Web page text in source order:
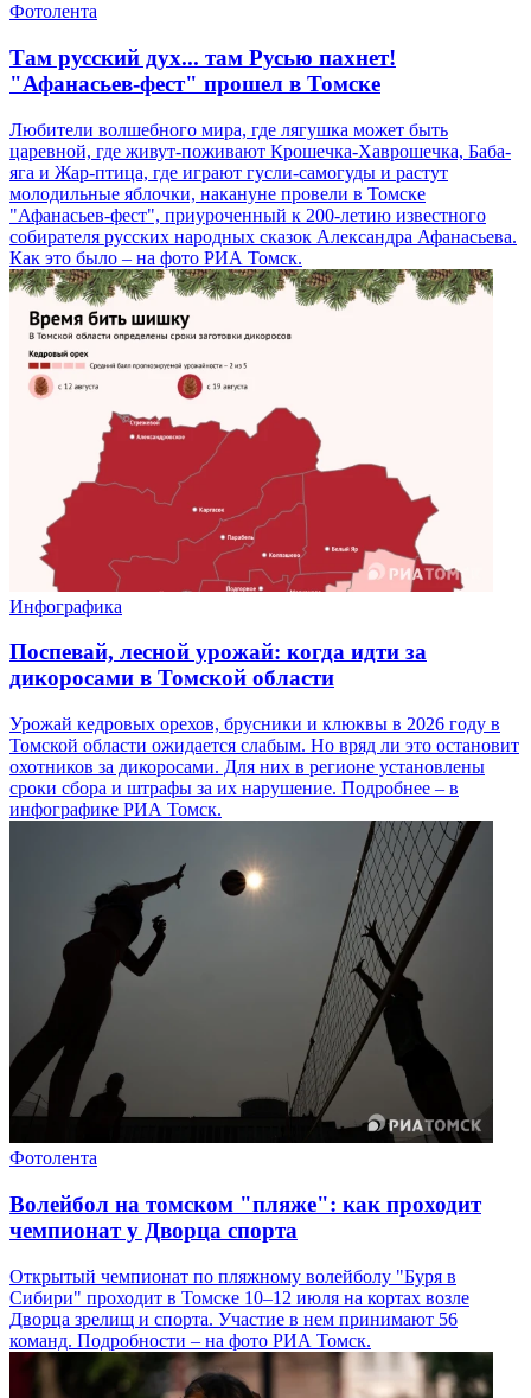
Фотолента
Там русский дух... там Русью пахнет!
"Афанасьев-фест" прошел в Томске
Любители волшебного мира, где лягушка может быть
царевной, где живут-поживают Крошечка-Хаврошечка, Баба-
яга и Жар-птица, где играют гусли-самогуды и растут
молодильные яблочки, накануне провели в Томске
"Афанасьев-фест", приуроченный к 200-летию известного
собирателя русских народных сказок Александра Афанасьева.
Как это было – на фото РИА Томск.
Инфографика
Поспевай, лесной урожай: когда идти за
дикоросами в Томской области
Урожай кедровых орехов, брусники и клюквы в 2026 году в
Томской области ожидается слабым. Но вряд ли это остановит
охотников за дикоросами. Для них в регионе установлены
сроки сбора и штрафы за их нарушение. Подробнее – в
инфографике РИА Томск.
Фотолента
Волейбол на томском "пляже": как проходит
чемпионат у Дворца спорта
Открытый чемпионат по пляжному волейболу "Буря в
Сибири" проходит в Томске 10–12 июля на кортах возле
Дворца зрелищ и спорта. Участие в нем принимают 56
команд. Подробности – на фото РИА Томск.